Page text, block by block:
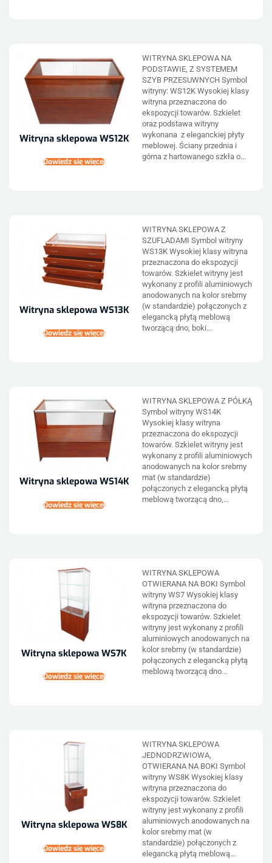
Witryna sklepowa WS12K
Dowiedz się więcej
WITRYNA SKLEPOWA NA
PODSTAWIE, Z SYSTEMEM
SZYB PRZESUWNYCH Symbol
witryny: WS12K Wysokiej klasy
witryna przeznaczona do
ekspozycji towarów. Szkielet
oraz podstawa witryny
wykonana z eleganckiej płyty
meblowej. Ściany przednia i
górna z hartowanego szkła o...
Witryna sklepowa WS13K
Dowiedz się więcej
WITRYNA SKLEPOWA Z
SZUFLADAMI Symbol witryny
WS13K Wysokiej klasy witryna
przeznaczona do ekspozycji
towarów. Szkielet witryny jest
wykonany z profili aluminiowych
anodowanych na kolor srebrny
(w standardzie) połączonych z
elegancką płytą meblową
tworzącą dno, boki...
Witryna sklepowa WS14K
Dowiedz się więcej
WITRYNA SKLEPOWA Z PÓŁKĄ
Symbol witryny WS14K
Wysokiej klasy witryna
przeznaczona do ekspozycji
towarów. Szkielet witryny jest
wykonany z profili aluminiowych
anodowanych na kolor srebrny
mat (w standardzie)
połączonych z elegancką płytą
meblową tworzącą dno,...
Witryna sklepowa WS7K
Dowiedz się więcej
WITRYNA SKLEPOWA
OTWIERANA NA BOKI Symbol
witryny WS7 Wysokiej klasy
witryna przeznaczona do
ekspozycji towarów. Szkielet
witryny jest wykonany z profili
aluminiowych anodowanych na
kolor srebrny (w standardzie)
połączonych z elegancką płytą
meblową tworzącą dno...
Witryna sklepowa WS8K
Dowiedz się więcej
WITRYNA SKLEPOWA
JEDNODRZWIOWA,
OTWIERANA NA BOKI Symbol
witryny WS8K Wysokiej klasy
witryna przeznaczona do
ekspozycji towarów. Szkielet
witryny jest wykonany z profili
aluminiowych anodowanych na
kolor srebrny mat (w
standardzie) połączonych z
elegancką płytą meblową...